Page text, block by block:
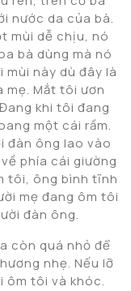
nước da của bà.
mùi dễ chịu, nó
bà dùng mà nó
mùi này dù đây là
mẹ. Mắt tôi ươn
khi tôi đang
một cái rầm.
đàn ông lao vào
phía cái giường
tôi, ông bình tĩnh
mẹ đang ôm tôi
đàn ông.
còn quá nhỏ để
nhẹ. Nếu lỡ
ôm tôi và khóc.